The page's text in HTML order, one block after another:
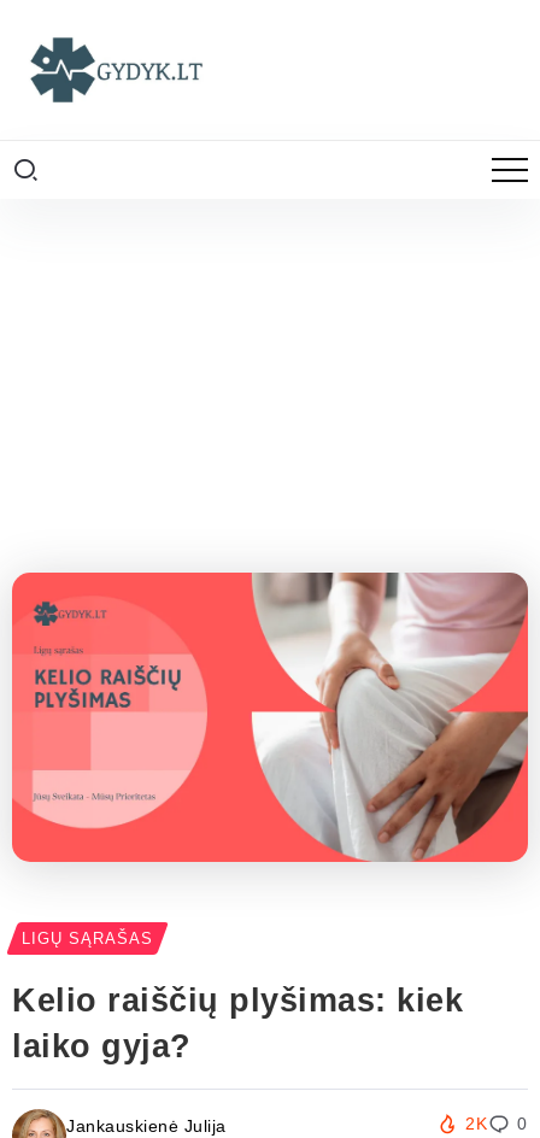
LIGŲ SĄRAŠAS
Kelio raiščių plyšimas: kiek
laiko gyja?
Jankauskienė Julija 2K 0